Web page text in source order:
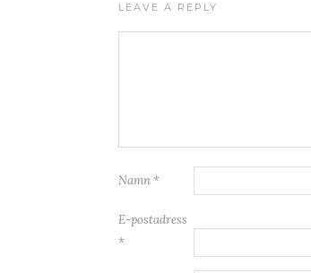
LEAVE A REPLY
Namn *
E-postadress
*